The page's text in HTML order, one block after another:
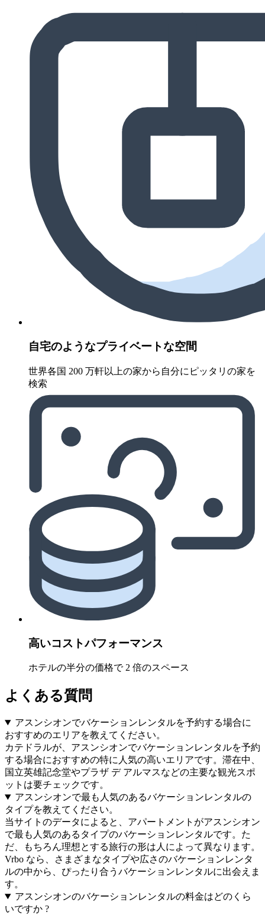
自宅のようなプライベートな空間
世界各国 200 万軒以上の家から自分にピッタリの家を
検索
高いコストパフォーマンス
ホテルの半分の価格で 2 倍のスペース
よくある質問
アスンシオンでバケーションレンタルを予約する場合に
おすすめのエリアを教えてください。
カテドラルが、アスンシオンでバケーションレンタルを予約
する場合におすすめの特に人気の高いエリアです。滞在中、
国立英雄記念堂やプラザ デ アルマスなどの主要な観光スポ
ットは要チェックです。
アスンシオンで最も人気のあるバケーションレンタルの
タイプを教えてください。
当サイトのデータによると、アパートメントがアスンシオン
で最も人気のあるタイプのバケーションレンタルです。た
だ、もちろん理想とする旅行の形は人によって異なります。
Vrbo なら、さまざまなタイプや広さのバケーションレンタ
ルの中から、ぴったり合うバケーションレンタルに出会えま
す。
アスンシオンのバケーションレンタルの料金はどのくら
いですか ?